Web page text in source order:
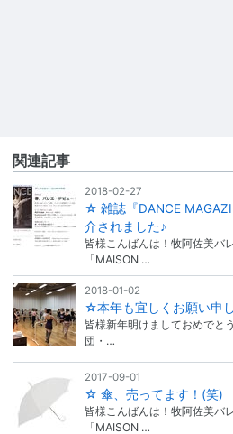
関連記事
2018-02-27
☆ 雑誌『DANCE
介されました♪
皆様こんばんは！牧阿佐美バ
「MAISON …
2018-01-02
☆本年も宜しくお願い申
皆様新年明けましておめでと
団・…
2017-09-01
☆ 傘、売ってます！(笑)
皆様こんばんは！牧阿佐美バ
「MAISON …